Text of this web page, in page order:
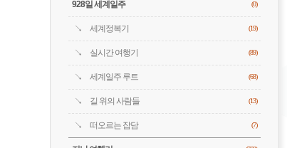
928일 세계일주 (0)
세계정복기 (19)
실시간 여행기 (89)
세계일주 루트 (68)
길 위의 사람들 (13)
떠오르는 잡담 (7)